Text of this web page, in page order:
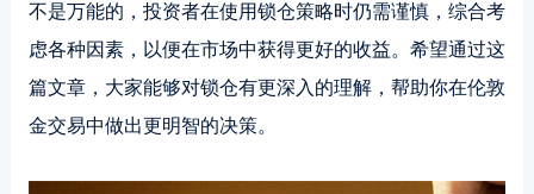
不是万能的，投资者在使用锁仓策略时仍需谨慎，综合考
虑各种因素，以便在市场中获得更好的收益。希望通过这
篇文章，大家能够对锁仓有更深入的理解，帮助你在伦敦
金交易中做出更明智的决策。